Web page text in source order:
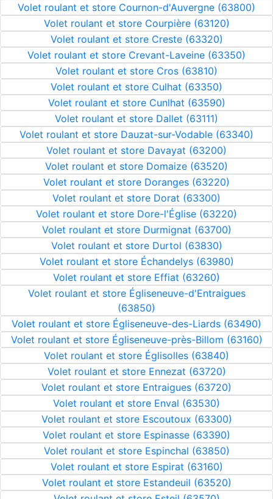
Volet roulant et store Cournon-d'Auvergne (63800)
Volet roulant et store Courpière (63120)
Volet roulant et store Creste (63320)
Volet roulant et store Crevant-Laveine (63350)
Volet roulant et store Cros (63810)
Volet roulant et store Culhat (63350)
Volet roulant et store Cunlhat (63590)
Volet roulant et store Dallet (63111)
Volet roulant et store Dauzat-sur-Vodable (63340)
Volet roulant et store Davayat (63200)
Volet roulant et store Domaize (63520)
Volet roulant et store Doranges (63220)
Volet roulant et store Dorat (63300)
Volet roulant et store Dore-l'Église (63220)
Volet roulant et store Durmignat (63700)
Volet roulant et store Durtol (63830)
Volet roulant et store Échandelys (63980)
Volet roulant et store Effiat (63260)
Volet roulant et store Égliseneuve-d'Entraigues
(63850)
Volet roulant et store Égliseneuve-des-Liards (63490)
Volet roulant et store Égliseneuve-près-Billom (63160)
Volet roulant et store Églisolles (63840)
Volet roulant et store Ennezat (63720)
Volet roulant et store Entraigues (63720)
Volet roulant et store Enval (63530)
Volet roulant et store Escoutoux (63300)
Volet roulant et store Espinasse (63390)
Volet roulant et store Espinchal (63850)
Volet roulant et store Espirat (63160)
Volet roulant et store Estandeuil (63520)